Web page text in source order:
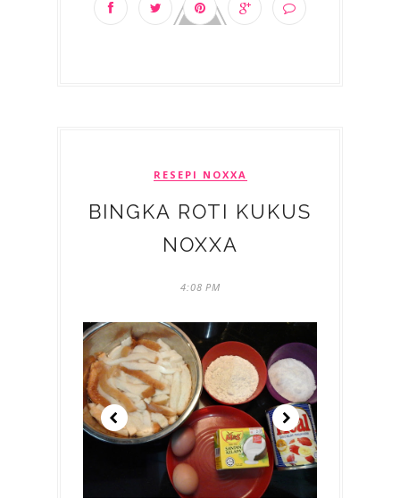
RESEPI NOXXA
BINGKA ROTI KUKUS
NOXXA
4:08 PM